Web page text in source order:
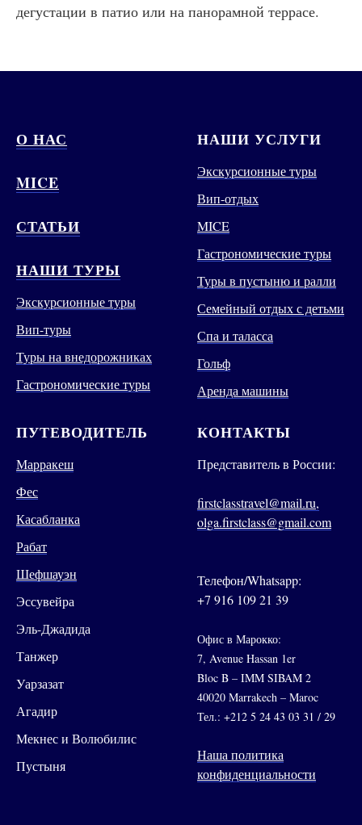
дегустации в патио или на панорамной террасе.
О НАС
MICE
СТАТЬИ
НАШИ ТУРЫ
Экскурсионные туры
Вип-туры
Туры на внедорожниках
Гастрономические туры
НАШИ УСЛУГИ
Экскурсионные туры
Вип-отдых
MICE
Гастрономические туры
Туры в пустыню и ралли
Семейный отдых с детьми
Спа и таласса
Гольф
Аренда машины
ПУТЕВОДИТЕЛЬ
Марракеш
Фес
Касабланка
Рабат
Шефшауэн
Эссувейра
Эль-Джадида
Танжер
Уарзазат
Агадир
Мекнес и Волюбилис
Пустыня
КОНТАКТЫ
Представитель в России:
firstclasstravel@mail.ru,
olga.firstclass@gmail.com
Телефон/Whatsapp:
+7 916 109 21 39
Офис в Марокко:
7, Avenue Hassan 1er
Bloc B – IMM SIBAM 2
40020 Marrakech – Maroc
Тел.: +212 5 24 43 03 31 / 29
Наша политика
конфиденциальности